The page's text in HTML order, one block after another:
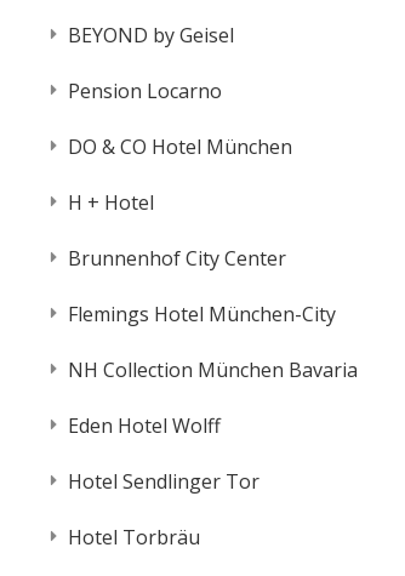
BEYOND by Geisel
Pension Locarno
DO & CO Hotel München
H + Hotel
Brunnenhof City Center
Flemings Hotel München-City
NH Collection München Bavaria
Eden Hotel Wolff
Hotel Sendlinger Tor
Hotel Torbräu